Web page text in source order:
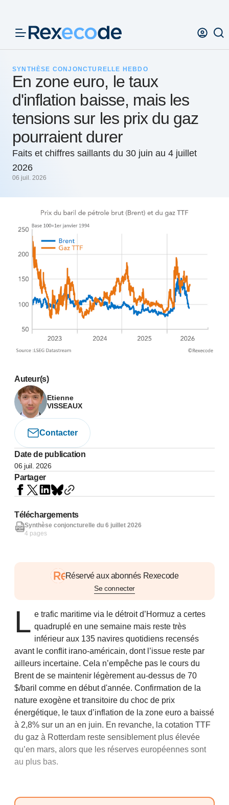
SYNTHÈSE CONJONCTURELLE HEBDO
En zone euro, le taux
d'inflation baisse, mais les
tensions sur les prix du gaz
pourraient durer
Faits et chiffres saillants du 30 juin au 4 juillet
2026
06 juil. 2026
Auteur(s)
Etienne
VISSEAUX
Contacter
Date de publication
06 juil. 2026
Partager
Réservé aux abonnés Rexecode
Se connecter
L e trafic maritime via le détroit d’Hormuz a certes
quadruplé en une semaine mais reste très
inférieur aux 135 navires quotidiens recensés
avant le conflit irano-américain, dont l’issue reste par
ailleurs incertaine. Cela n’empêche pas le cours du
Brent de se maintenir légèrement au-dessus de 70
$/baril comme en début d'année. Confirmation de la
nature exogène et transitoire du choc de prix
énergétique, le taux d’inflation de la zone euro a baissé
à 2,8% sur un an en juin. En revanche, la cotation TTF
du gaz à Rotterdam reste sensiblement plus élevée
qu’en mars, alors que les réserves européennes sont
au plus bas.
Téléchargements
Synthèse conjoncturelle du 6 juillet 2026
4 pages